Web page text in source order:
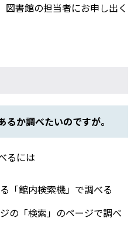
図書館の担当者にお申し出く
か調べたいのですが。
るには
「館内検索機」で調べる
の「検索」のページで調べ